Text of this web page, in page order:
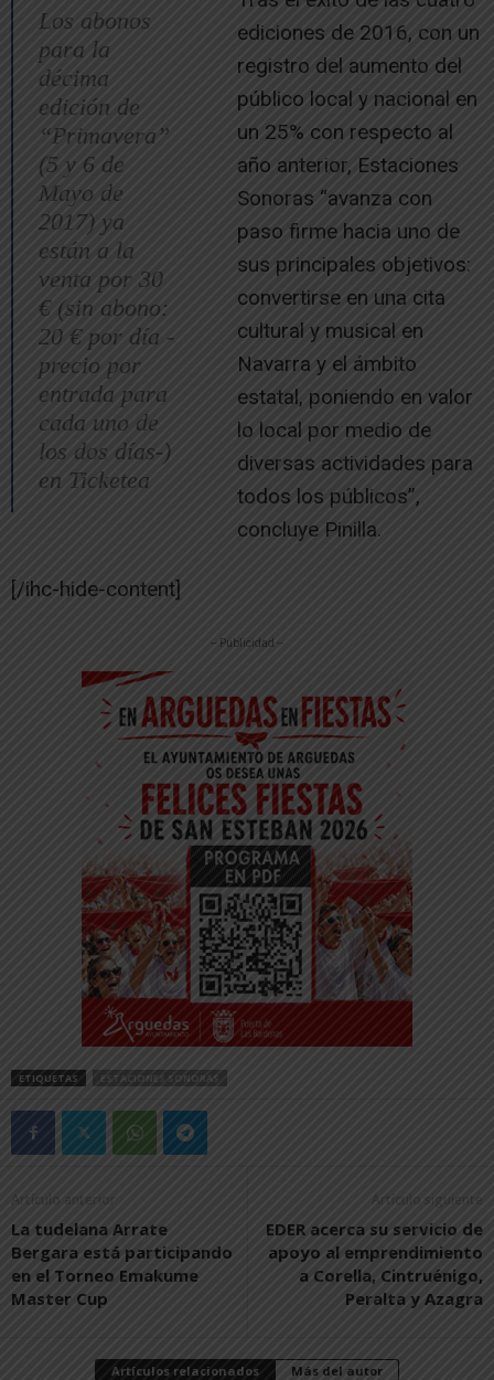
Los abonos
para la
décima
edición de
“Primavera”
(5 y 6 de
Mayo de
2017) ya
están a la
venta por 30
€ (sin abono:
20 € por día -
precio por
entrada para
cada uno de
los dos días-)
en Ticketea
ediciones de 2016, con un
registro del aumento del
público local y nacional en
un 25% con respecto al
año anterior, Estaciones
Sonoras “avanza con
paso firme hacia uno de
sus principales objetivos:
convertirse en una cita
cultural y musical en
Navarra y el ámbito
estatal, poniendo en valor
lo local por medio de
diversas actividades para
todos los públicos”,
concluye Pinilla.
[/ihc-hide-content]
-- Publicidad --
ETIQUETAS ESTACIONES SONORAS
Artículo anterior
La tudelana Arrate
Bergara está participando
en el Torneo Emakume
Master Cup
Artículo siguiente
EDER acerca su servicio de
apoyo al emprendimiento
a Corella, Cintruénigo,
Peralta y Azagra
Artículos relacionados Más del autor